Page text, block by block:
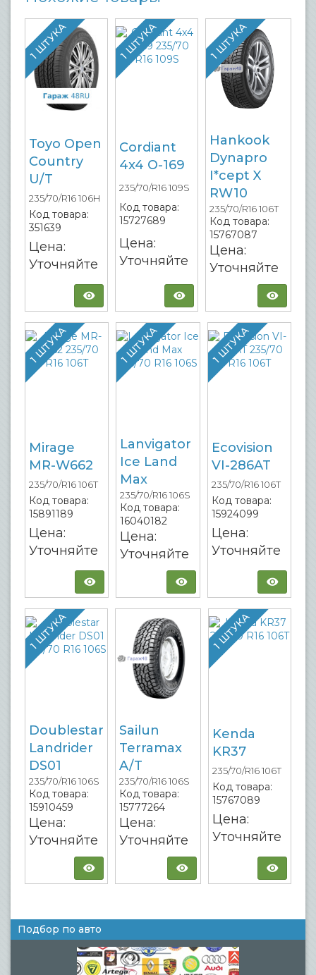
1 ШТУКА
Toyo Open
Country
U/T
235/70/R16 106H
Код товара:
351639
Цена:
Уточняйте
1 ШТУКА
Cordiant
4x4 О-169
235/70/R16 109S
Код товара:
15727689
Цена:
Уточняйте
1 ШТУКА
Hankook
Dynapro
I*cept X
RW10
235/70/R16 106T
Код товара:
15767087
Цена:
Уточняйте
1 ШТУКА
Mirage
MR-W662
235/70/R16 106T
Код товара:
15891189
Цена:
Уточняйте
1 ШТУКА
Lanvigator
Ice Land
Max
235/70/R16 106S
Код товара:
16040182
Цена:
Уточняйте
1 ШТУКА
Ecovision
VI-286AT
235/70/R16 106T
Код товара:
15924099
Цена:
Уточняйте
1 ШТУКА
Doublestar
Landrider
DS01
235/70/R16 106S
Код товара:
15910459
Цена:
Уточняйте
Sailun
Terramax
A/T
235/70/R16 106S
Код товара:
15777264
Цена:
Уточняйте
1 ШТУКА
Kenda
KR37
235/70/R16 106T
Код товара:
15767089
Цена:
Уточняйте
Подбор по авто